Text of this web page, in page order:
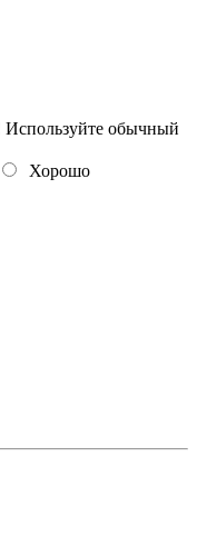
Используйте обычный
Хорошо